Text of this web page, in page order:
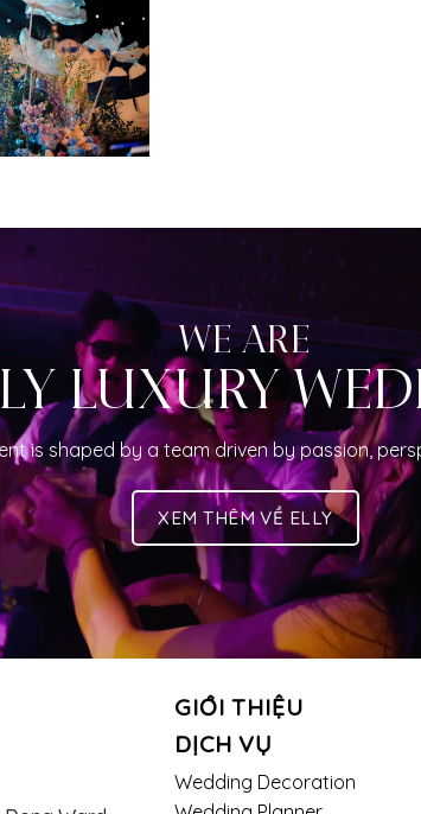
WE ARE
LUXURY
is shaped by a team driven by passion,
XEM THÊM VỀ ELLY
GIỚI THIỆU
DỊCH VỤ
Wedding Decoration